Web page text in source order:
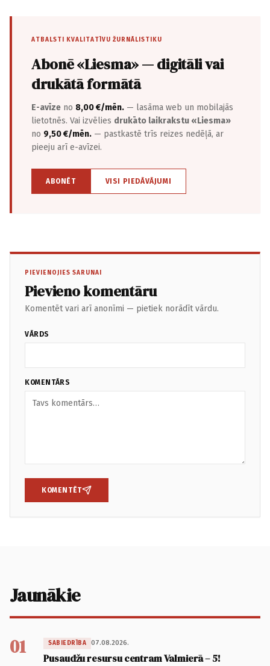
ATBALSTI KVALITATĪVU ŽURNĀLISTIKU
Abonē «Liesma» — digitāli vai
drukātā formātā
E-avīze no 8,00 €/mēn. — lasāma web un mobilajās
lietotnēs. Vai izvēlies drukāto laikrakstu «Liesma»
no 9,50 €/mēn. — pastkastē trīs reizes nedēļā, ar
pieeju arī e-avīzei.
ABONĒT VISI PIEDĀVĀJUMI
PIEVIENOJIES SARUNAI
Pievieno komentāru
Komentēt vari arī anonīmi — pietiek norādīt vārdu.
VĀRDS
KOMENTĀRS
KOMENTĒT
Jaunākie
01 SABIEDRĪBA 07.08.2026.
Pusaudžu resursu centram Valmierā – 5!